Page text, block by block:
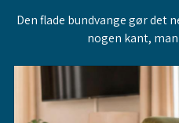
Den flade bundvange gør det
nogen kant,